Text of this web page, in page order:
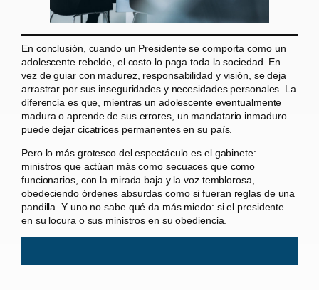
En conclusión, cuando un Presidente se comporta como un
adolescente rebelde, el costo lo paga toda la sociedad. En
vez de guiar con madurez, responsabilidad y visión, se deja
arrastrar por sus inseguridades y necesidades personales. La
diferencia es que, mientras un adolescente eventualmente
madura o aprende de sus errores, un mandatario inmaduro
puede dejar cicatrices permanentes en su país.
Pero lo más grotesco del espectáculo es el gabinete:
ministros que actúan más como secuaces que como
funcionarios, con la mirada baja y la voz temblorosa,
obedeciendo órdenes absurdas como si fueran reglas de una
pandilla. Y uno no sabe qué da más miedo: si el presidente
en su locura o sus ministros en su obediencia.